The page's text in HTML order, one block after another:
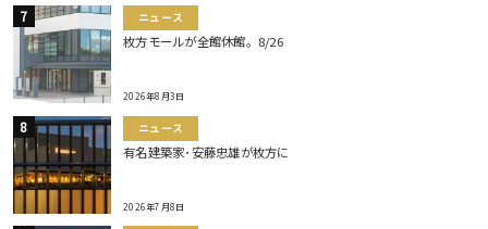
ニュース
枚方モールが全館休館。8/26
2026年8月3日
ニュース
有名建築家･安藤忠雄が枚方に
2026年7月8日